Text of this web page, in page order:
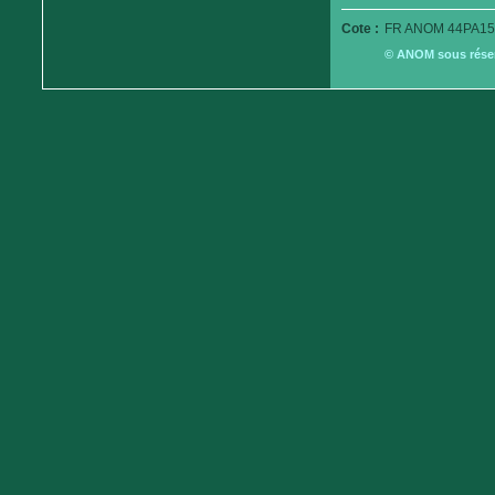
Cote : FR ANOM
© ANOM sous